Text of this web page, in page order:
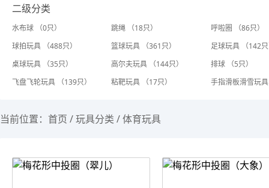
二级分类
水布球 （0只） 跳绳 （18只）
呼啦圈 （86只）
球拍玩具 （488只）
篮球玩具 （361只）
足球玩具 （142
桌球玩具 （35只）
高尔夫玩具 （144只）
排球 （5只）
飞盘飞轮玩具 （139只）
粘靶玩具 （17只） 手指滑板滑雪玩
当前位置： 首页 /玩具分类 /体育玩具